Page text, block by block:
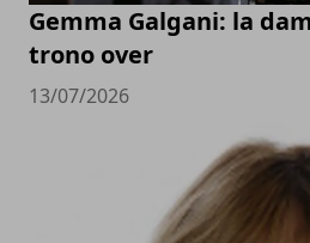
Gemma Galgani: la
trono over
13/07/2026